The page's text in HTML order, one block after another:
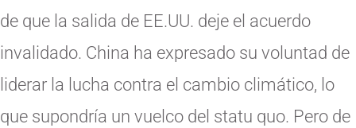
de que la salida de EE.UU. deje el acuerdo
invalidado. China ha expresado su voluntad de
liderar la lucha contra el cambio climático, lo
que supondría un vuelco del statu quo. Pero de